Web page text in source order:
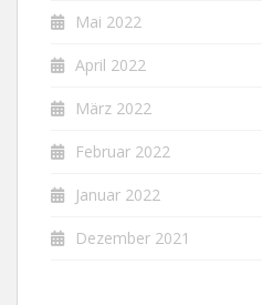
Mai 2022
April 2022
März 2022
Februar 2022
Januar 2022
Dezember 2021